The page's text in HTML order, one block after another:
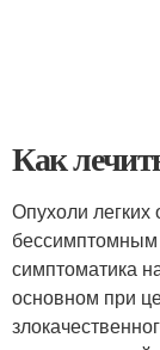
Как
Опухоли
симптоматика
основном при